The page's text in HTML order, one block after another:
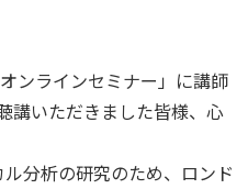
ンラインセミナー」に講師
講いただきました皆様、心
分析の研究のため、ロンド